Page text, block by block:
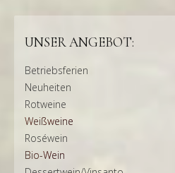
UNSER ANGEBOT:
Betriebsferien
Neuheiten
Rotweine
Weißweine
Roséwein
Bio-Wein